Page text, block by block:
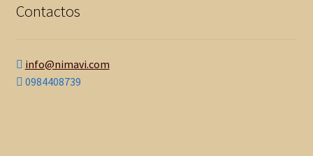
Contactos
info@nimavi.com
0984408739